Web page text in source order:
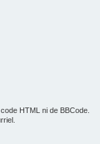
HTML ni de BBCode.